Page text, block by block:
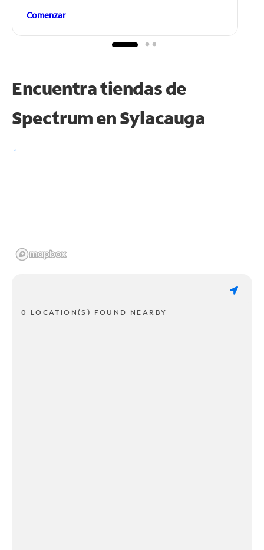
Comenzar
Encuentra tiendas de
Spectrum enSylacauga
0 LOCATION(S) FOUND NEARBY